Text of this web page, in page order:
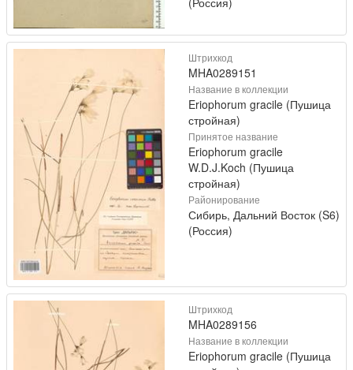
Штрихкод
MHA0289151
Название в коллекции
Eriophorum gracile (Пушица
стройная)
Принятое название
Eriophorum gracile
W.D.J.Koch (Пушица
стройная)
Районирование
Сибирь, Дальний Восток (S6)
(Россия)
Штрихкод
MHA0289156
Название в коллекции
Eriophorum gracile (Пушица